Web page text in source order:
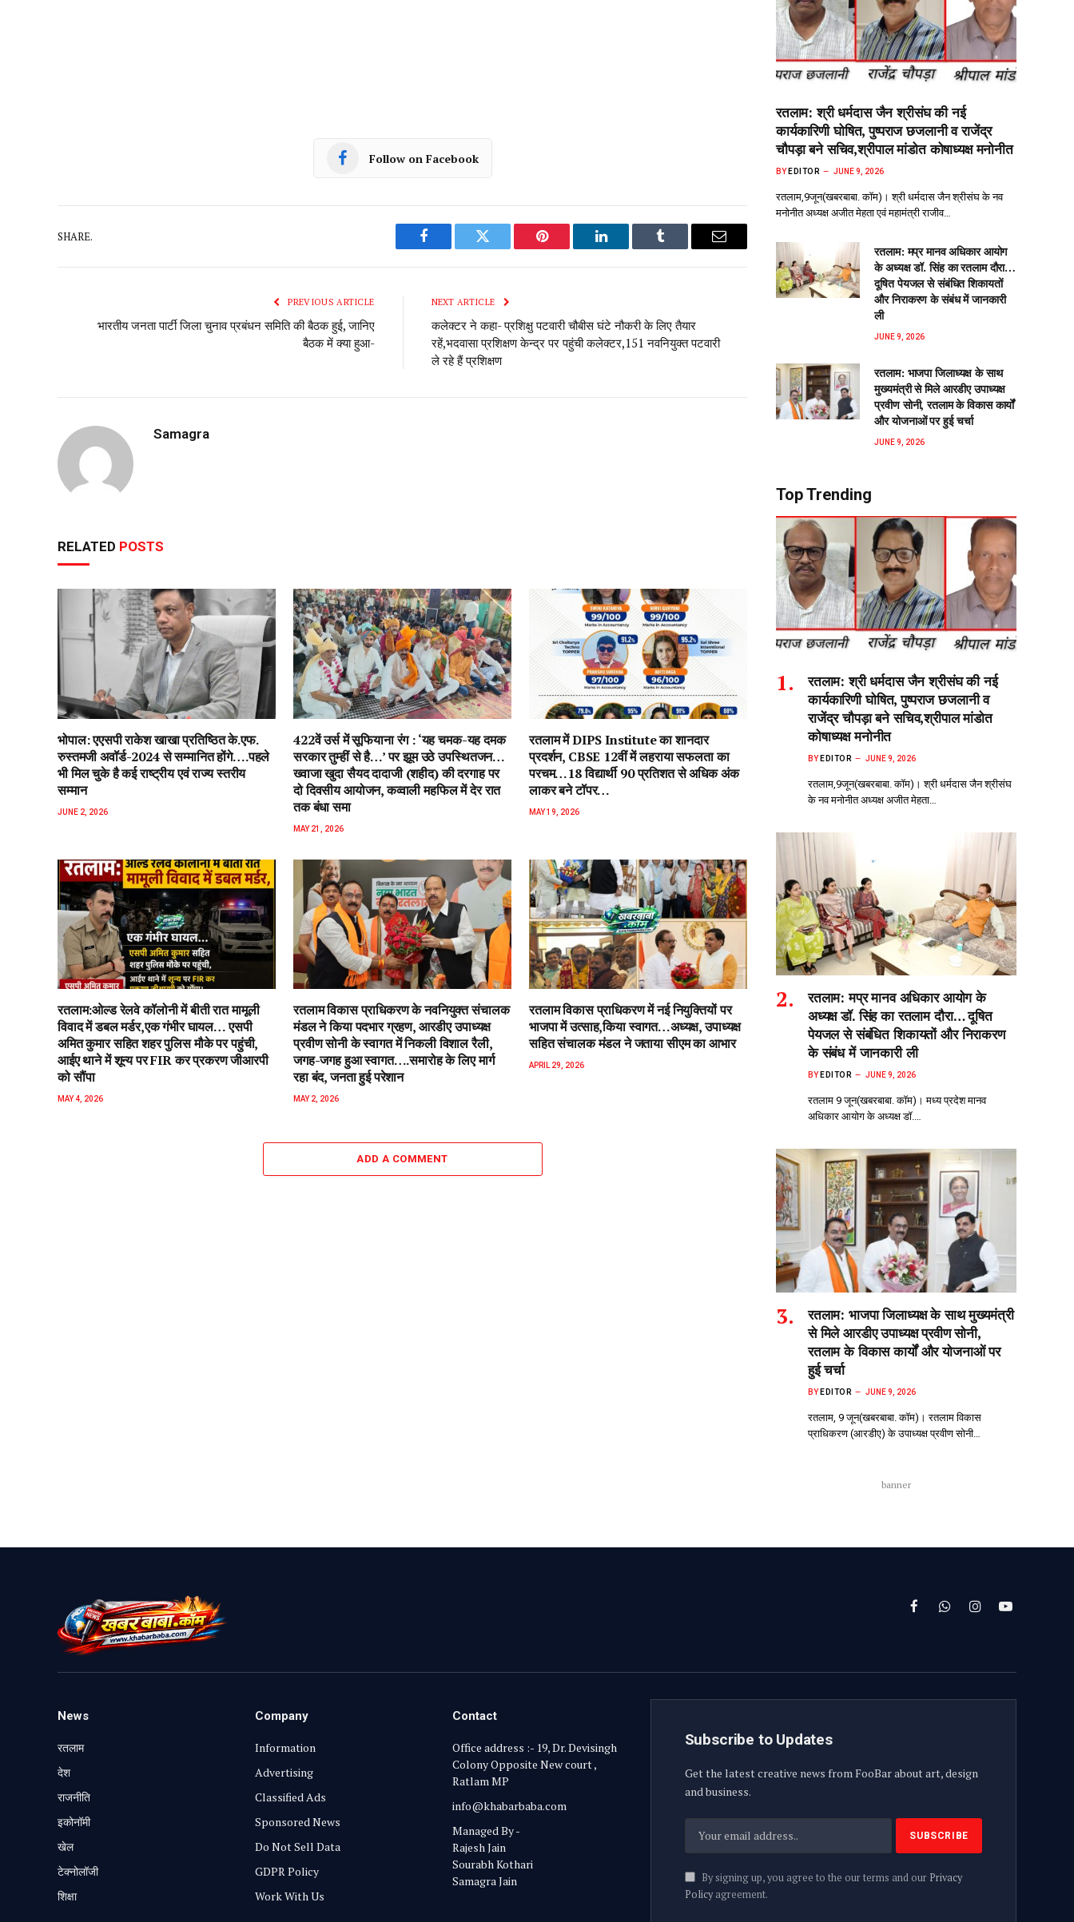
Follow on Facebook
SHARE.
Facebook Twitter Pinterest LinkedIn Tumblr Email
PREVIOUS ARTICLE
भारतीय जनता पार्टी जिला चुनाव प्रबंधन समिति की बैठक हुई, जानिए
बैठक में क्या हुआ-
NEXT ARTICLE
कलेक्टर ने कहा- प्रशिक्षु पटवारी चौबीस घंटे नौकरी के लिए तैयार
रहें,भदवासा प्रशिक्षण केन्द्र पर पहुंची कलेक्टर,151 नवनियुक्त पटवारी
ले रहे हैं प्रशिक्षण
Samagra
RELATED POSTS
भोपाल: एएसपी राकेश‌ खाखा प्रतिष्ठित के.एफ.
रुस्तमजी अवॉर्ड-2024 से सम्मानित होंगे….पहले
भी मिल चुके है कई राष्ट्रीय एवं राज्य स्तरीय
सम्मान
JUNE 2, 2026
422वें उर्स में सूफियाना रंग : ‘यह चमक-यह दमक
सरकार तुम्हीं से है…’ पर झूम उठे उपस्थितजन…
ख्वाजा खुदा सैयद दादाजी (शहीद) की दरगाह पर
दो दिवसीय आयोजन, कव्वाली महफिल में देर रात
तक बंधा समा
MAY 21, 2026
रतलाम में DIPS Institute का शानदार
प्रदर्शन, CBSE 12वीं में लहराया सफलता का
परचम…18 विद्यार्थी 90 प्रतिशत से अधिक अंक
लाकर बने टॉपर…
MAY 19, 2026
रतलाम:ओल्ड रेलवे कॉलोनी में बीती रात मामूली
विवाद में डबल मर्डर,एक गंभीर घायल… एसपी
अमित कुमार सहित शहर पुलिस मौके पर पहुंची,
आईए थाने में शून्य पर FIR कर प्रकरण जीआरपी
को सौंपा
MAY 4, 2026
रतलाम विकास प्राधिकरण के नवनियुक्त संचालक
मंडल ने किया पदभार ग्रहण, आरडीए उपाध्यक्ष
प्रवीण सोनी के स्वागत में निकली विशाल रैली,
जगह-जगह हुआ स्वागत….समारोह के लिए मार्ग
रहा बंद, जनता हुई परेशान
MAY 2, 2026
रतलाम विकास प्राधिकरण में नई नियुक्तियों पर
भाजपा में उत्साह,किया स्वागत…अध्यक्ष, उपाध्यक्ष
सहित संचालक मंडल ने जताया सीएम का आभार
APRIL 29, 2026
ADD A COMMENT
रतलाम: श्री धर्मदास जैन श्रीसंघ की नई
कार्यकारिणी घोषित, पुष्पराज छजलानी व राजेंद्र
चौपड़ा बने सचिव,श्रीपाल मांडोत कोषाध्यक्ष मनोनीत
BY EDITOR JUNE 9, 2026
रतलाम,9जून(खबरबाबा. कॉम)। श्री धर्मदास जैन श्रीसंघ के नव
मनोनीत अध्यक्ष अजीत मेहता एवं महामंत्री राजीव…
रतलाम: मप्र मानव अधिकार आयोग
के अध्यक्ष डॉ. सिंह का रतलाम दौरा…
दूषित पेयजल से‌ संबंधित शिकायतों
और निराकरण के संबंध में जानकारी
ली
JUNE 9, 2026
रतलाम: भाजपा जिलाध्यक्ष के साथ
मुख्यमंत्री से मिले आरडीए उपाध्यक्ष
प्रवीण सोनी, रतलाम के विकास कार्यों
और योजनाओं पर हुई चर्चा
JUNE 9, 2026
Top Trending
रतलाम: श्री धर्मदास जैन श्रीसंघ की नई
कार्यकारिणी घोषित, पुष्पराज छजलानी व
राजेंद्र चौपड़ा बने सचिव,श्रीपाल मांडोत
कोषाध्यक्ष मनोनीत
BY EDITOR JUNE 9, 2026
रतलाम,9जून(खबरबाबा. कॉम)। श्री धर्मदास जैन श्रीसंघ
के नव मनोनीत अध्यक्ष अजीत मेहता…
रतलाम: मप्र मानव अधिकार आयोग के
अध्यक्ष डॉ. सिंह का रतलाम दौरा… दूषित
पेयजल से‌ संबंधित शिकायतों और निराकरण
के संबंध में जानकारी ली
BY EDITOR JUNE 9, 2026
रतलाम 9 जून(खबरबाबा. कॉम)। मध्य प्रदेश मानव
अधिकार आयोग के अध्यक्ष डॉ.…
रतलाम: भाजपा जिलाध्यक्ष के साथ मुख्यमंत्री
से मिले आरडीए उपाध्यक्ष प्रवीण सोनी,
रतलाम के विकास कार्यों और योजनाओं पर
हुई चर्चा
BY EDITOR JUNE 9, 2026
रतलाम, 9 जून(खबरबाबा. कॉम)। रतलाम विकास
प्राधिकरण (आरडीए) के उपाध्यक्ष प्रवीण सोनी…
banner
FacebookWhatsAppInstagramYouTube
News
रतलाम
⁠देश
राजनीति
⁠इकोनॉमी
खेल
टेक्नोलॉजी
शिक्षा
Company
Information
Advertising
Classified Ads
Sponsored News
Do Not Sell Data
GDPR Policy
Work With Us
Contact
Office address :- 19, Dr. Devisingh
Colony Opposite New court ,
Ratlam MP
info@khabarbaba.com
Managed By -
Rajesh Jain
Sourabh Kothari
Samagra Jain
Subscribe to Updates
Get the latest creative news from FooBar about art, design
and business.
By signing up, you agree to the our terms and our Privacy
Policyagreement.